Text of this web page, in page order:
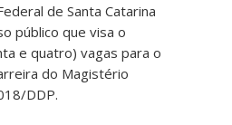
de Santa Catarina
público que visa o
e quatro) vagas para o
do Magistério
DDP.